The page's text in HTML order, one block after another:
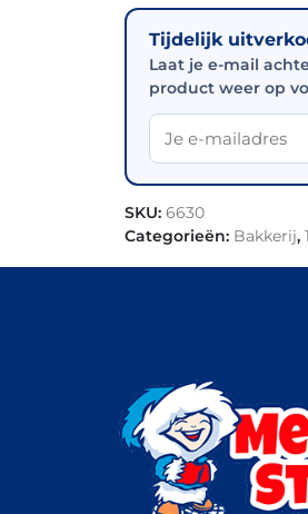
Tijdelijk
Laat je e-mail
product weer op
SKU: 6630
Categorieën: Bakkerij,